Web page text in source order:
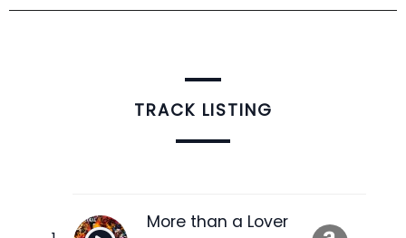
TRACK LISTING
More than a Lover